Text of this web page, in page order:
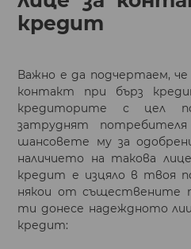
кредит
Важно е да подчертаем, че
контакт при бърз
кредиторите с цел
затруднят
шансовете му за
наличието на такова
кредит е изцяло в твоя
някои от съществените
ти донесе надеждното
кредит: